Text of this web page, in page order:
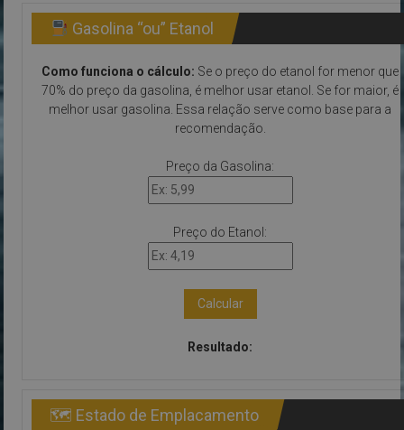
Gasolina “ou” Etanol
Como funciona o cálculo: Se o preço do etanol for menor que
70% do preço da gasolina, é melhor usar etanol. Se for maior, é
melhor usar gasolina. Essa relação serve como base para a
recomendação.
Preço da Gasolina:
Preço do Etanol:
Calcular
Resultado:
🗺 Estado de Emplacamento